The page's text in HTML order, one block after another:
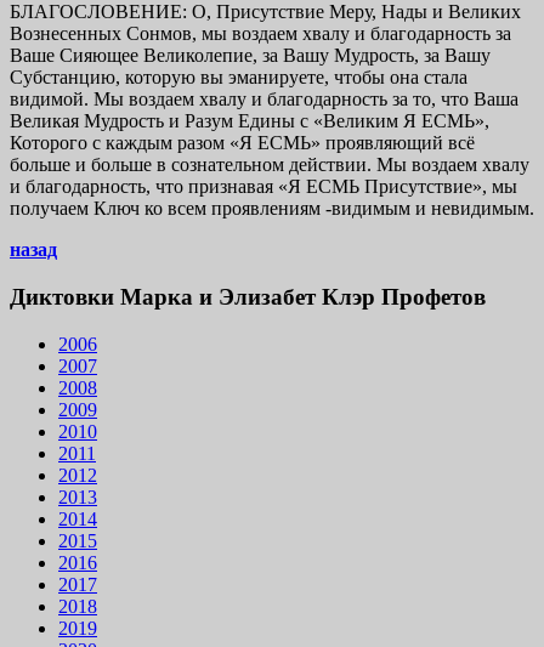
БЛАГОСЛОВЕНИЕ: О, Присутствие Меру, Нады и Великих
Вознесенных Сонмов, мы воздаем хвалу и благодарность за
Ваше Сияющее Великолепие, за Вашу Мудрость, за Вашу
Субстанцию, которую вы эманируете, чтобы она стала
видимой. Мы воздаем хвалу и благодарность за то, что Ваша
Великая Мудрость и Разум Едины с «Великим Я ЕСМЬ»,
Которого с каждым разом «Я ЕСМЬ» проявляющий всё
больше и больше в сознательном действии. Мы воздаем хвалу
и благодарность, что признавая «Я ЕСМЬ Присутствие», мы
получаем Ключ ко всем проявлениям -видимым и невидимым.
назад
Диктовки Марка и Элизабет Клэр Профетов
2006
2007
2008
2009
2010
2011
2012
2013
2014
2015
2016
2017
2018
2019